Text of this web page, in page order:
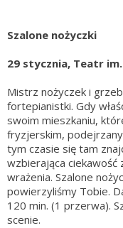
Szalone nożyczki
29 stycznia, Teatr
Mistrz nożyczek i
fortepianistki. Gdy
swoim mieszkaniu,
fryzjerskim,
tym czasie się tam
wzbierająca ciekawość
wrażenia. Szalone
powierzyliśmy Tobie.
120 min. (1 przerwa).
scenie.